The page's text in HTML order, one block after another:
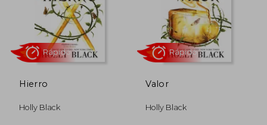
Rápido
Hierro
Holly Black
Valor
Holly Black